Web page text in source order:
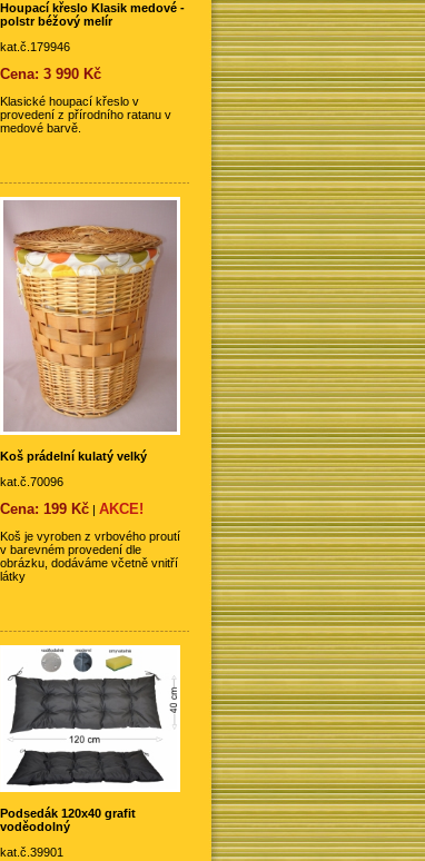
Houpací křeslo Klasik medové -
polstr béžový melír
kat.č.179946
Cena: 3 990 Kč
Klasické houpací křeslo v
provedení z přírodního ratanu v
medové barvě.
Koš prádelní kulatý velký
kat.č.70096
Cena: 199 Kč | AKCE!
Koš je vyroben z vrbového proutí
v barevném provedení dle
obrázku, dodáváme včetně vnitří
látky
Podsedák 120x40 grafit
voděodolný
kat.č.39901